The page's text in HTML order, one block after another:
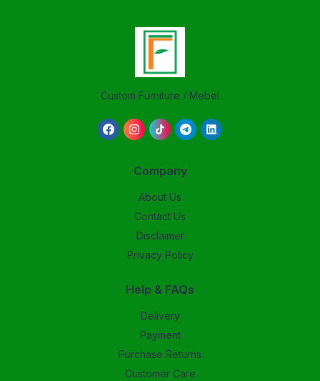
Custom Furniture / Mebel
Company
About Us
Contact Us
Disclaimer
Privacy Policy
Help & FAQs
Delivery
Payment
Purchase Returns
Customer Care